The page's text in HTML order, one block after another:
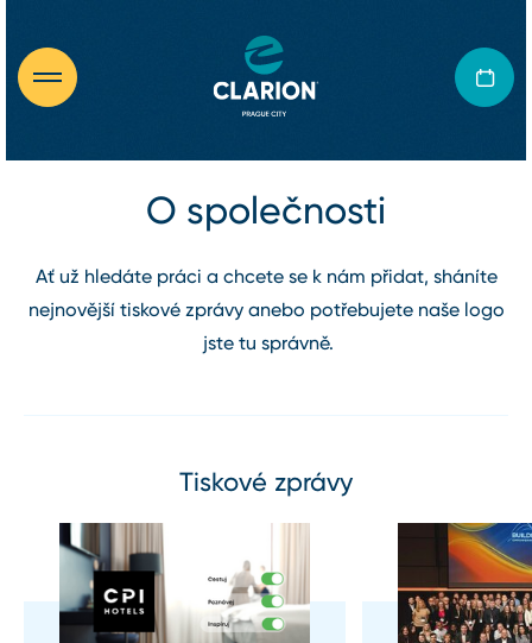
O společnosti
Ať už hledáte práci a chcete se k nám přidat, sháníte
nejnovější tiskové zprávy anebo potřebujete naše logo
jste tu správně.
Tiskové zprávy